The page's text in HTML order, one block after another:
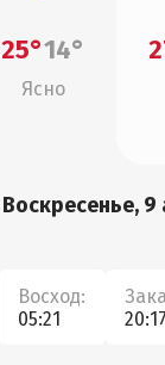
25°14°
Ясно
Воскресенье, 9
Восход:
05:21
20:17